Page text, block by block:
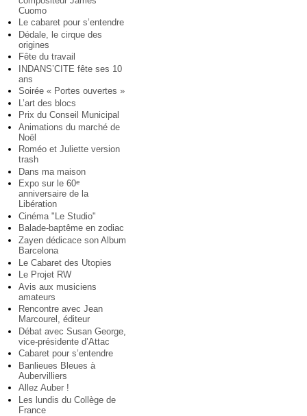
Cuomo
Le cabaret pour s’entendre
Dédale, le cirque des
origines
Fête du travail
INDANS’CITE fête ses 10
ans
Soirée « Portes ouvertes »
L’art des blocs
Prix du Conseil Municipal
Animations du marché de
Noël
Roméo et Juliette version
trash
Dans ma maison
Expo sur le 60e
anniversaire de la
Libération
Cinéma "Le Studio"
Balade-baptême en zodiac
Zayen dédicace son Album
Barcelona
Le Cabaret des Utopies
Le Projet RW
Avis aux musiciens
amateurs
Rencontre avec Jean
Marcourel, éditeur
Débat avec Susan George,
vice-présidente d’Attac
Cabaret pour s’entendre
Banlieues Bleues à
Aubervilliers
Allez Auber !
Les lundis du Collège de
France